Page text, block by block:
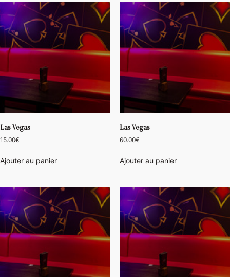
Las Vegas
15.00€
Ajouter au panier
Las Vegas
60.00€
Ajouter au panier